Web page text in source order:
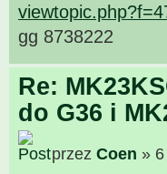
gg 8738222
Re:
do G36 i
przez Coen »